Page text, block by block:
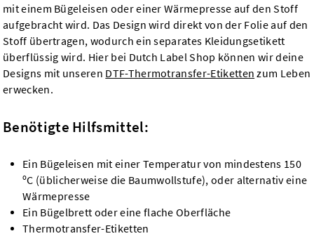
mit einem Bügeleisen oder einer Wärmepresse auf den Stoff
aufgebracht wird. Das Design wird direkt von der Folie auf den
Stoff übertragen, wodurch ein separates Kleidungsetikett
überflüssig wird. Hier bei Dutch Label Shop können wir deine
Designs mit unseren DTF-Thermotransfer-Etiketten zum Leben
erwecken.
Benötigte Hilfsmittel:
Ein Bügeleisen mit einer Temperatur von mindestens 150
ºC (üblicherweise die Baumwollstufe), oder alternativ eine
Wärmepresse
Ein Bügelbrett oder eine flache Oberfläche
Thermotransfer-Etiketten